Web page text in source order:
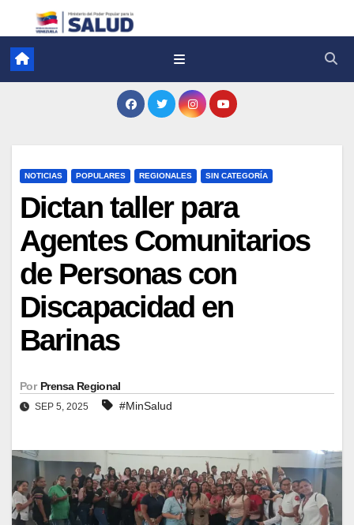
NOTICIAS POPULARES REGIONALES SIN CATEGORÍA
Dictan taller para
Agentes Comunitarios
de Personas con
Discapacidad en
Barinas
Por Prensa Regional
SEP 5, 2025 #MinSalud